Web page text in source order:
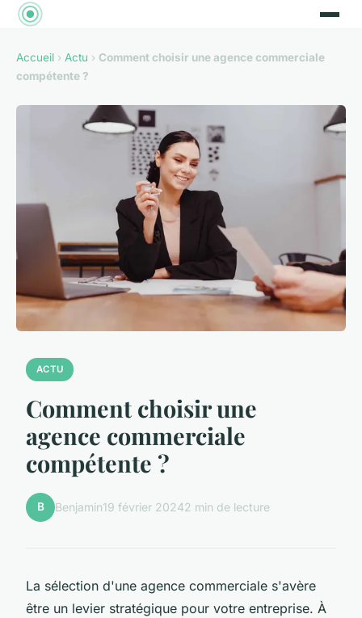
Accueil › Actu › Comment choisir une agence commerciale
compétente ?
ACTU
Comment choisir une
agence commerciale
compétente ?
B Benjamin19 février 20242 min de lecture
La sélection d'une agence commerciale s'avère
être un levier stratégique pour votre entreprise. À